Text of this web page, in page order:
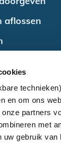
en om ons
partners
met
gebruik
aflossen